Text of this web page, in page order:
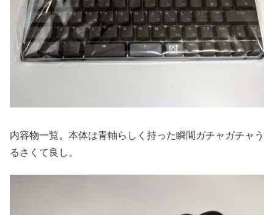
内容物一覧。本体は青軸らしく持った瞬間ガチャガチャう
るさくて良し。